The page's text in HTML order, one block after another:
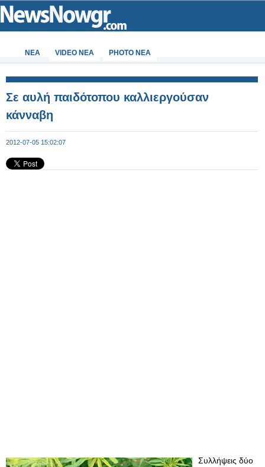
ΝΕΑ VIDEO NEA PHOTO NEA
Σε αυλή παιδότοπου καλλιεργούσαν
κάνναβη
2012-07-05 15:02:07
Συλλήψεις δύο